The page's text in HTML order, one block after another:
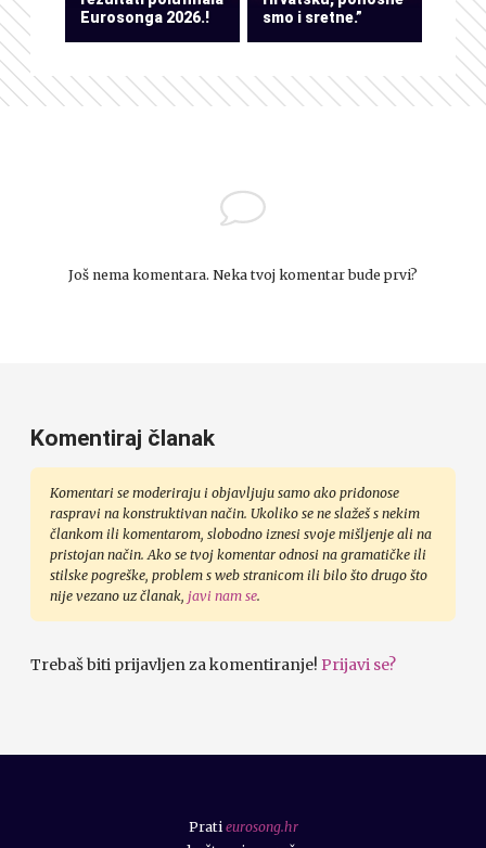
Eurosonga 2026.!
smo i sretne.”
Još nema komentara. Neka tvoj komentar bude prvi?
Komentiraj članak
Komentari se moderiraju i objavljuju samo ako pridonose
raspravi na konstruktivan način. Ukoliko se ne slažeš s nekim
člankom ili komentarom, slobodno iznesi svoje mišljenje ali na
pristojan način. Ako se tvoj komentar odnosi na gramatičke ili
stilske pogreške, problem s web stranicom ili bilo što drugo što
nije vezano uz članak, javi nam se.
Trebaš biti prijavljen za komentiranje! Prijavi se?
Prati eurosong.hr